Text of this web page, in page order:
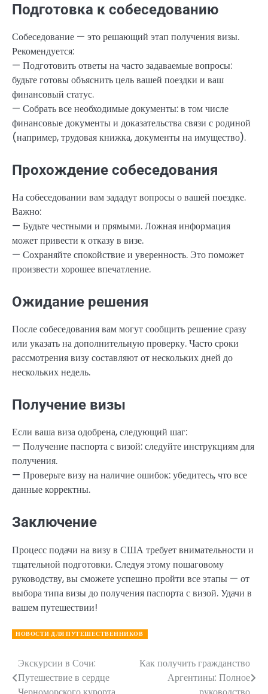
Подготовка к собеседованию
Собеседование — это решающий этап получения визы.
Рекомендуется:
— Подготовить ответы на часто задаваемые вопросы:
будьте готовы объяснить цель вашей поездки и ваш
финансовый статус.
— Собрать все необходимые документы: в том числе
финансовые документы и доказательства связи с родиной
(например, трудовая книжка, документы на имущество).
Прохождение собеседования
На собеседовании вам зададут вопросы о вашей поездке.
Важно:
— Будьте честными и прямыми. Ложная информация
может привести к отказу в визе.
— Сохраняйте спокойствие и уверенность. Это поможет
произвести хорошее впечатление.
Ожидание решения
После собеседования вам могут сообщить решение сразу
или указать на дополнительную проверку. Часто сроки
рассмотрения визу составляют от нескольких дней до
нескольких недель.
Получение визы
Если ваша виза одобрена, следующий шаг:
— Получение паспорта с визой: следуйте инструкциям для
получения.
— Проверьте визу на наличие ошибок: убедитесь, что все
данные корректны.
Заключение
Процесс подачи на визу в США требует внимательности и
тщательной подготовки. Следуя этому пошаговому
руководству, вы сможете успешно пройти все этапы — от
выбора типа визы до получения паспорта с визой. Удачи в
вашем путешествии!
НОВОСТИ ДЛЯ ПУТЕШЕСТВЕННИКОВ
Навигация
по
Экскурсии в Сочи:
Путешествие в сердце
Как получить гражданство
Аргентины: Полное